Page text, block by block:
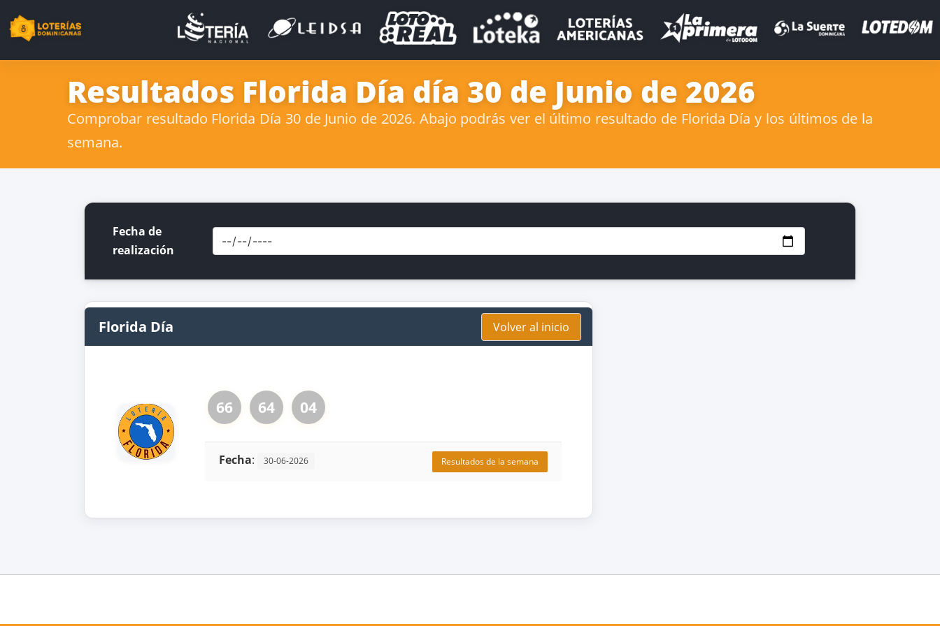
Resultados Florida Día día 30 de Junio de 2026
Comprobar resultado Florida Día 30 de Junio de 2026. Abajo podrás ver el último resultado de Florida Día y los últimos de la
semana.
Fecha de
realización
Florida Día Volver al inicio
66 64 04
Fecha: 30-06-2026 Resultados de la semana